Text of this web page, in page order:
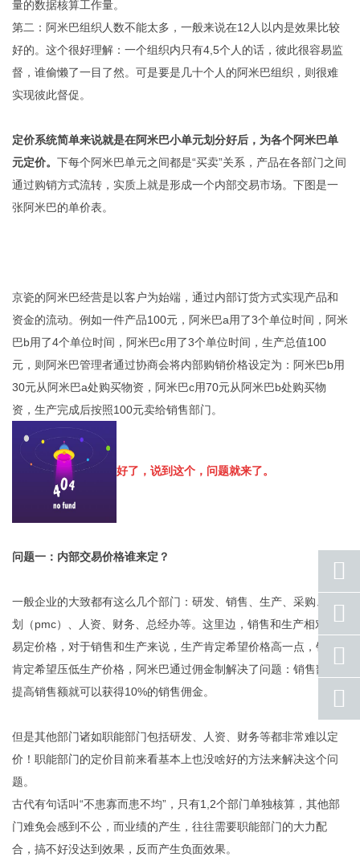
量的数据核算工作量。
第二：阿米巴组织人数不能太多，一般来说在12人以内是效果比较
好的。这个很好理解：一个组织内只有4,5个人的话，彼此很容易监
督，谁偷懒了一目了然。可是要是几十个人的阿米巴组织，则很难
实现彼此督促。
定价系统简单来说就是在阿米巴小单元划分好后，为各个阿米巴单
元定价。 下每个阿米巴单元之间都是“买卖”关系，产品在各部门之间
通过购销方式流转，实质上就是形成一个内部交易市场。下图是一
张阿米巴的单价表。
京瓷的阿米巴经营是以客户为始端，通过内部订货方式实现产品和
资金的流动。例如一件产品100元，阿米巴a用了3个单位时间，阿米
巴b用了4个单位时间，阿米巴c用了3个单位时间，生产总值100
元，则阿米巴管理者通过协商会将内部购销价格设定为：阿米巴b用
30元从阿米巴a处购买物资，阿米巴c用70元从阿米巴b处购买物
资，生产完成后按照100元卖给销售部门。
好了，说到这个，问题就来了。
问题一：内部交易价格谁来定？
一般企业的大致都有这么几个部门：研发、销售、生产、采购、企
划（pmc）、人资、财务、总经办等。这里边，销售和生产相对容
易定价格，对于销售和生产来说，生产肯定希望价格高一点，销售
肯定希望压低生产价格，阿米巴通过佣金制解决了问题：销售部门
提高销售额就可以获得10%的销售佣金。
但是其他部门诸如职能部门包括研发、人资、财务等都非常难以定
价！职能部门的定价目前来看基本上也没啥好的方法来解决这个问
题。
古代有句话叫“不患寡而患不均”，只有1,2个部门单独核算，其他部
门难免会感到不公，而业绩的产生，往往需要职能部门的大力配
合，搞不好没达到效果，反而产生负面效果。
座机
号码
手机
号码
qq
联系
返回